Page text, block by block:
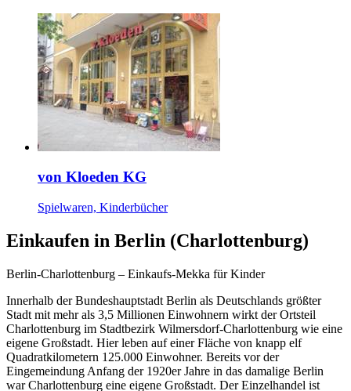
von Kloeden KG
Spielwaren, Kinderbücher
Einkaufen in Berlin (Charlottenburg)
Berlin-Charlottenburg – Einkaufs-Mekka für Kinder
Innerhalb der Bundeshauptstadt Berlin als Deutschlands größter
Stadt mit mehr als 3,5 Millionen Einwohnern wirkt der Ortsteil
Charlottenburg im Stadtbezirk Wilmersdorf-Charlottenburg wie eine
eigene Großstadt. Hier leben auf einer Fläche von knapp elf
Quadratkilometern 125.000 Einwohner. Bereits vor der
Eingemeindung Anfang der 1920er Jahre in das damalige Berlin
war Charlottenburg eine eigene Großstadt. Der Einzelhandel ist